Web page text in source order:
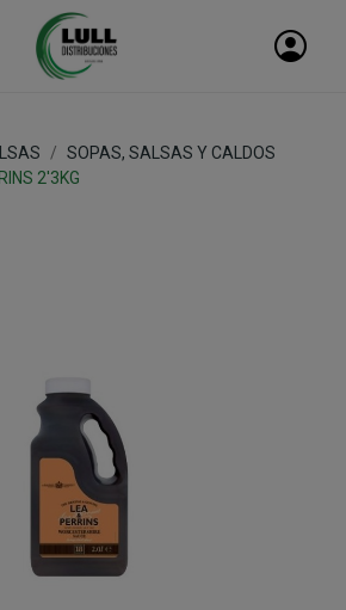
SOPAS, SALSAS Y CALDOS
2'3KG